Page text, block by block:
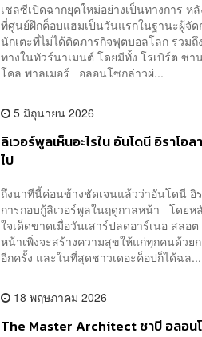
เชลซีเปิดฉากยุคใหม่อย่างเป็นทางการ
ที่ศูนย์ฝึกค็อบแฮมเป็นวันแรกในฐานะผู้
นักเตะที่ไม่ได้ติดภารกิจฟุตบอลโลก รวม
ทางในทัวร์นาเมนต์ โดยมีทั้ง โรเบิร์ต ซ
โคล พาลเมอร์ อลอนโซกล่าวผ่...
5 มิถุนายน 2026
ลิเวอร์พูลเห็นอะไรใน อันโดนี อิราโ
ไป
ถึงนาทีนี้ค่อนข้างชัดเจนแล้วว่าอันโดนี อิ
การกอบกู้ลิเวอร์พูลในฤดูกาลหน้า โดยห
ใจเด็ดขาดเมื่อวันเสาร์ปลดอาร์เนอ สล
หน้าเพิ่งจะสร้างความสุขให้แก่ทุกคนด้ว
อีกครั้ง และในที่สุดชาวเดอะค็อปก็ได้ฉล...
18 พฤษภาคม 2026
The Master Architect ชาบี อลอนโ